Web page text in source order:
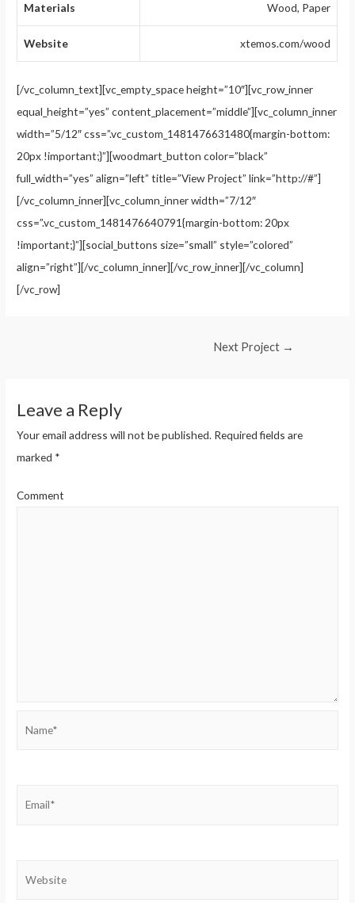
Materials Wood, Paper
Website xtemos.com/wood
[/vc_column_text][vc_empty_space height=”10″][vc_row_inner
equal_height=”yes” content_placement=”middle”][vc_column_inner
width=”5/12″ css=”.vc_custom_1481476631480{margin-bottom:
20px !important;}”][woodmart_button color=”black”
full_width=”yes” align=”left” title=”View Project” link=”http://#”]
[/vc_column_inner][vc_column_inner width=”7/12″
css=”.vc_custom_1481476640791{margin-bottom: 20px
!important;}”][social_buttons size=”small” style=”colored”
align=”right”][/vc_column_inner][/vc_row_inner][/vc_column]
[/vc_row]
Next Project →
Leave a Reply
Your email address will not be published. Required fields are
marked *
Comment